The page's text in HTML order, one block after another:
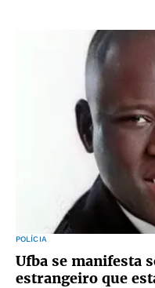
POLÍCIA
Ufba se manifesta
estrangeiro que